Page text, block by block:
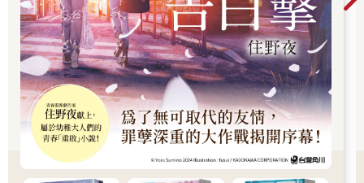
部」），則和視線所及的其他一切事物截然不同。它是一座外觀
白得發亮、高聳龐大的金字塔型鋼筋水泥建築，一層又一層向上
堆疊直達三百公尺高的天際。從溫斯頓所站位置正好可看見白色
外牆上寫的優雅字體，那是黨的三句口號──「戰爭即和平 自由
即奴役 無知即力量」。
據傳，真理部地表上的樓層共有三千個房間，地面下則有與之相
應的各分支單位。倫敦這附近另有三棟具備這等外觀與規模的建
築，相較之下，周遭房屋全都矮上一大截，但從溫斯頓所在的凱
旋大廈屋頂能同時看見這四棟建築。政府當局將所有機關組織切